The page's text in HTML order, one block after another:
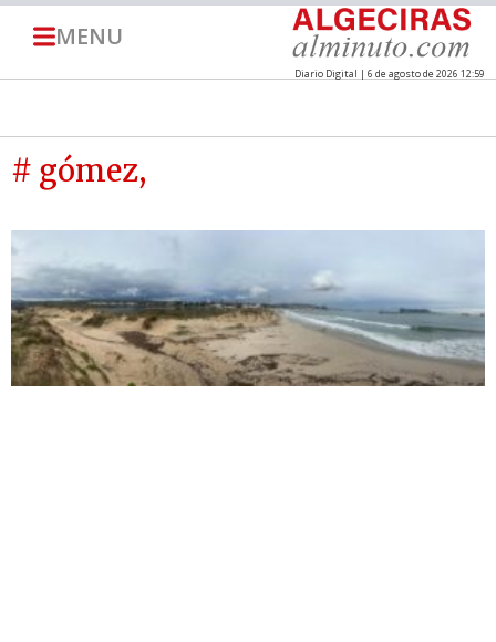
MENU
Diario Digital | 6 de agosto de 2026 12:59
# gómez,